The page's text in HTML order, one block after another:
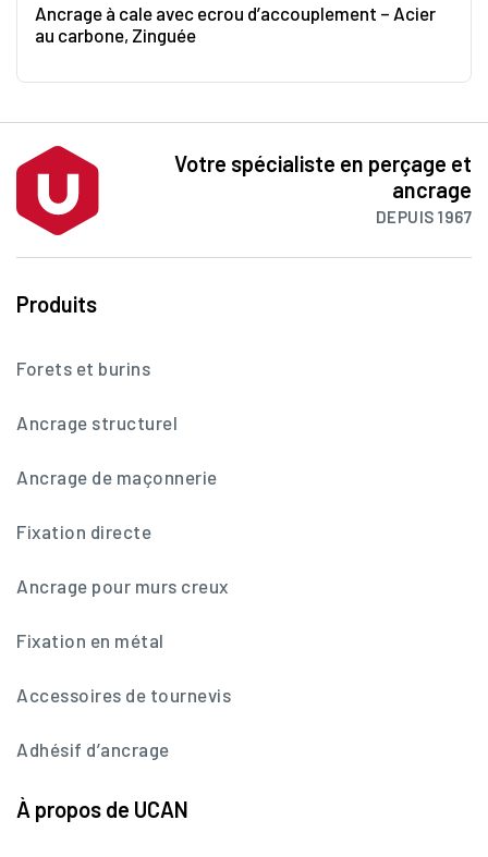
Ancrage à cale avec ecrou d’accouplement – Acier
au carbone, Zinguée
Votre spécialiste en perçage et
ancrage
DEPUIS 1967
Produits
Forets et burins
Ancrage structurel
Ancrage de maçonnerie
Fixation directe
Ancrage pour murs creux
Fixation en métal
Accessoires de tournevis
Adhésif d’ancrage
À propos de UCAN